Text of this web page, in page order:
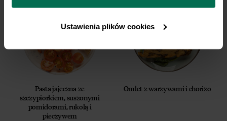
prywatności.
Ustawienia plików cookies
Pasta jajeczna ze
szczypiorkiem, suszonymi
pomidorami, rukolą i
pieczywem
Omlet z warzywami i chorizo